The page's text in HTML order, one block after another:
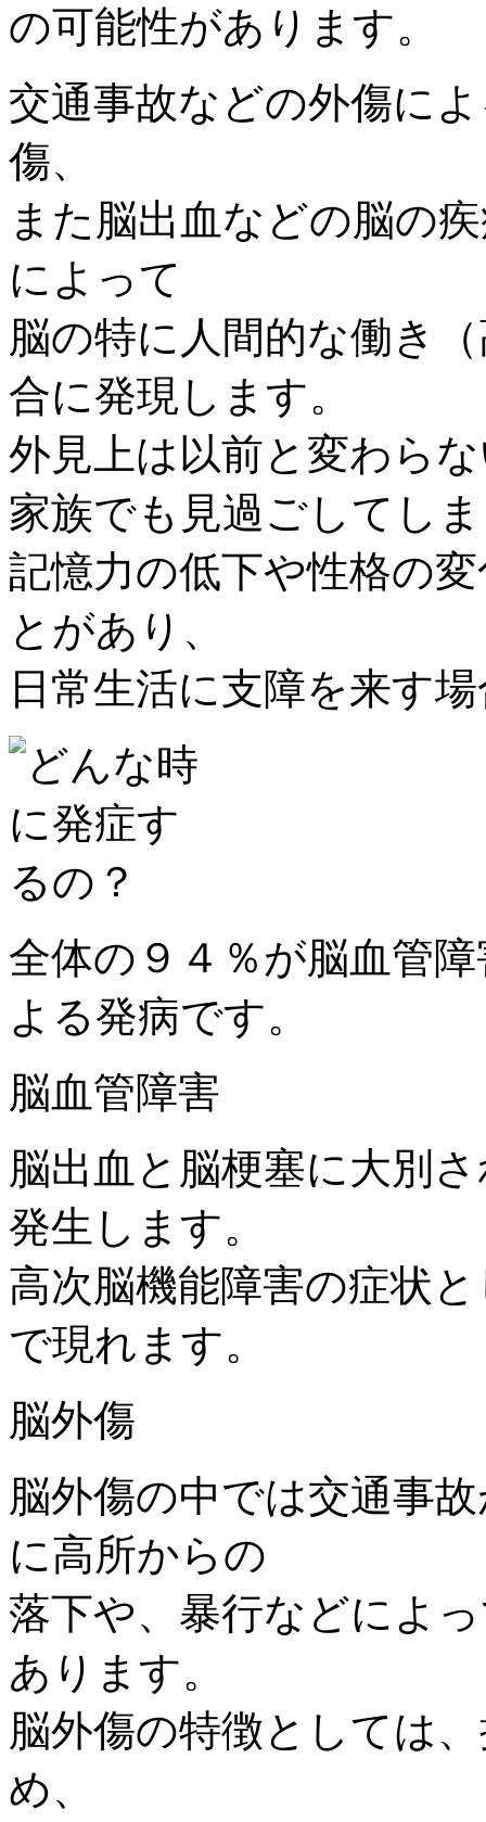
の可能性があります。
交通事故などの外傷に
傷、
また脳出血などの脳の
によって
脳の特に人間的な働き
合に発現します。
外見上は以前と変わら
家族でも見過ごしてし
記憶力の低下や性格の
とがあり、
日常生活に支障を来す
全体の９４％が脳血管
よる発病です。
脳血管障害
脳出血と脳梗塞に大別
発生します。
高次脳機能障害の症状
で現れます。
脳外傷
脳外傷の中では交通事
に高所からの
落下や、暴行などによ
あります。
脳外傷の特徴としては
め、